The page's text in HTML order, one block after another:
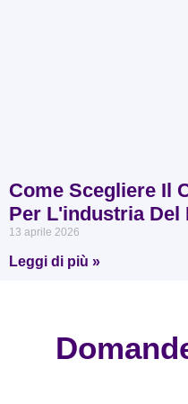
Come Scegliere Il
Per L'industria Del
13 aprile 2026
Leggi di più »